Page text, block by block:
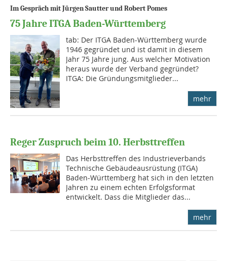
Im Gespräch mit Jürgen Sautter und Robert Pomes
75 Jahre ITGA Baden-Württemberg
tab: Der ITGA Baden-Württemberg wurde
1946 gegründet und ist damit in diesem
Jahr 75 Jahre jung. Aus welcher Motivation
heraus wurde der Verband gegründet?
ITGA: Die Gründungsmitglieder...
mehr
Reger Zuspruch beim 10. Herbsttreffen
Das Herbsttreffen des Industrieverbands
Technische Gebäudeausrüstung (ITGA)
Baden-Württemberg hat sich in den letzten
Jahren zu einem echten Erfolgsformat
entwickelt. Dass die Mitglieder das...
mehr